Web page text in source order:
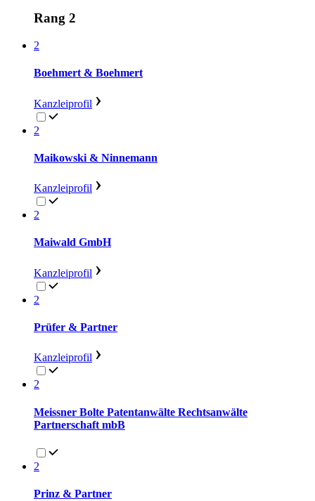
Rang 2
2
Boehmert & Boehmert
Kanzleiprofil
2
Maikowski & Ninnemann
Kanzleiprofil
2
Maiwald GmbH
Kanzleiprofil
2
Prüfer & Partner
Kanzleiprofil
2
Meissner Bolte Patentanwälte Rechtsanwälte
Partnerschaft mbB
2
Prinz & Partner